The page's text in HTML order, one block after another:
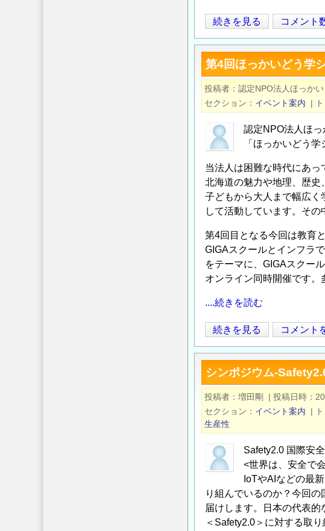
関
認
識
の
乖
離
の
可
視
化
の
建
設
業
に
お
る
生
産
の
定
義
が
間
違
っ
て
る
と
思
う
件
に
つ
い
て
続きを見る コメント
第4回ほっかいどう学
投稿者 認定NPO法人ほっか
セクション
イベント案内 |
認定NPO法人ほ
「ほっかいどう
当法人は困難な時代にあっ
北海道の魅力や地理、歴史
子どもから大人まで幅広く
して活動しています。その
第4回目となる今回は教育
GIGAスクールとインフラ
をテーマに、GIGAスクー
オンライン同時開催です。
....続きを読む
第
4
回
ほ
っ
い
ど
う
学
ン
ポ
ジ
続きを見る コメント
シンポジウム-
投稿者 増田剛 | 投稿日時
セクション
イベント案内 |
生産性
Safety2.0 国際安
<世界は、安全で
IoTやAIなどの最
り組んでいるのか？今回
届けします。日本の代表
＜Safety2.0＞に対する取